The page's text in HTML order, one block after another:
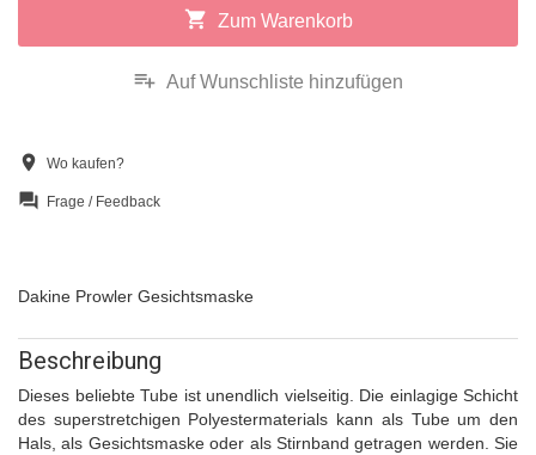
shopping_cart Zum Warenkorb
playlist_add Auf Wunschliste hinzufügen
location_on Wo kaufen?
question_answer Frage / Feedback
Dakine Prowler Gesichtsmaske
Beschreibung
Dieses beliebte Tube ist unendlich vielseitig. Die einlagige Schicht
des superstretchigen Polyestermaterials kann als Tube um den
Hals, als Gesichtsmaske oder als Stirnband getragen werden. Sie